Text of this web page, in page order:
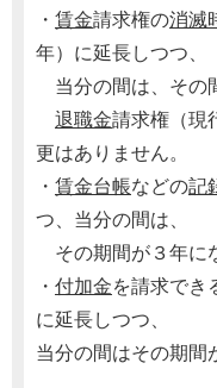
・ 賃金請求権の消滅
年）に延長しつつ、
当分の間は、その
退職金請求権（現
更はありません。
・ 賃金台帳などの記
つ、当分の間は、
その期間が３年に
・ 付加金を請求でき
に延長しつつ、
当分の間はその期間